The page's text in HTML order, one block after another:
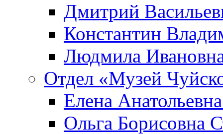
Дмитрий
Константин
Людмила
Отдел «Музей
Елена
Ольга Борисовна